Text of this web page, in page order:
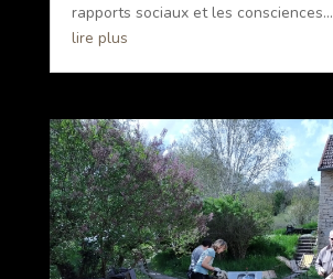
rapports sociaux et les consciences...
lire plus